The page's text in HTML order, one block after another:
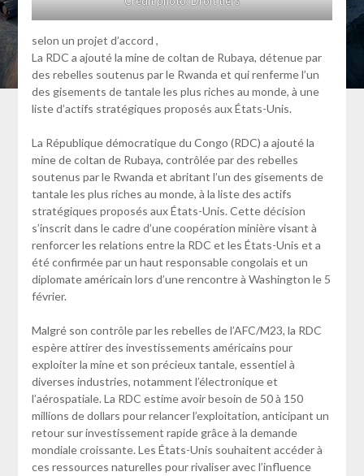
selon un projet d’accord ,
La RDC a ajouté la mine de coltan de Rubaya, détenue par
des rebelles soutenus par le Rwanda et qui renferme l’un
des gisements de tantale les plus riches au monde, à une
liste d’actifs stratégiques proposés aux États-Unis.
La République démocratique du Congo (RDC) a ajouté la
mine de coltan de Rubaya, contrôlée par des rebelles
soutenus par le Rwanda et abritant l’un des gisements de
tantale les plus riches au monde, à la liste des actifs
stratégiques proposés aux États-Unis. Cette décision
s’inscrit dans le cadre d’une coopération minière visant à
renforcer les relations entre la RDC et les États-Unis et a
été confirmée par un haut responsable congolais et un
diplomate américain lors d’une rencontre à Washington le 5
février.
Malgré son contrôle par les rebelles de l’AFC/M23, la RDC
espère attirer des investissements américains pour
exploiter la mine et son précieux tantale, essentiel à
diverses industries, notamment l’électronique et
l’aérospatiale. La RDC estime avoir besoin de 50 à 150
millions de dollars pour relancer l’exploitation, anticipant un
retour sur investissement rapide grâce à la demande
mondiale croissante. Les États-Unis souhaitent accéder à
ces ressources naturelles pour rivaliser avec l’influence